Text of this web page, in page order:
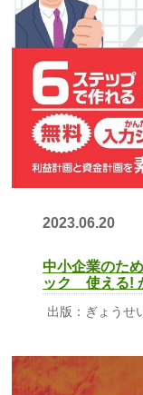
2023.06.20
中小企業のた
ック 使える!
出版：ぎょうせ